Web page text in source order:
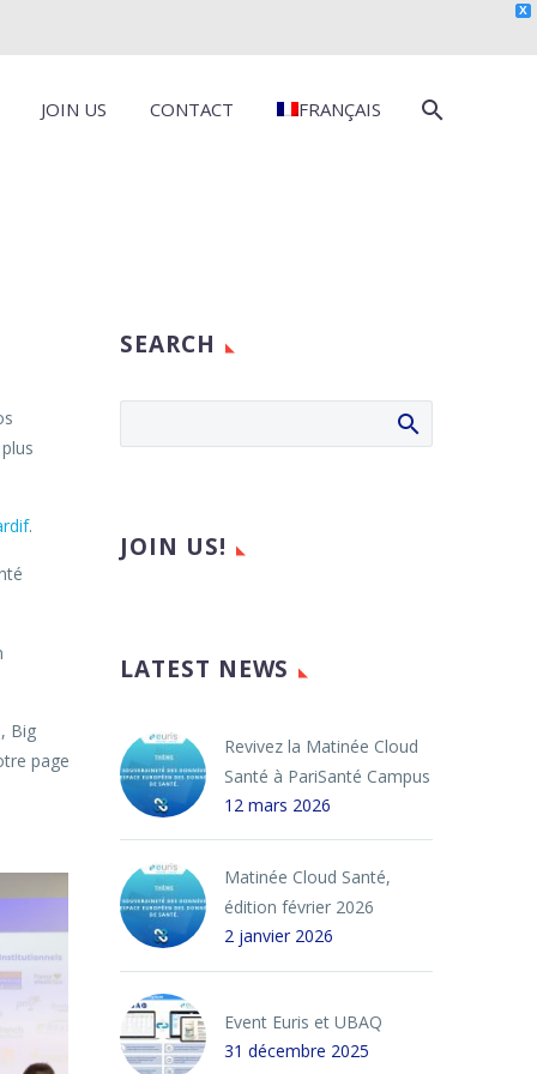
X
JOIN US CONTACT FRANÇAIS
.
Big
page
SEARCH
JOIN US!
LATEST NEWS
Revivez la Matinée Cloud
Santé à PariSanté Campus
12 mars 2026
Matinée Cloud Santé,
édition février 2026
2 janvier 2026
Event Euris et UBAQ
31 décembre 2025